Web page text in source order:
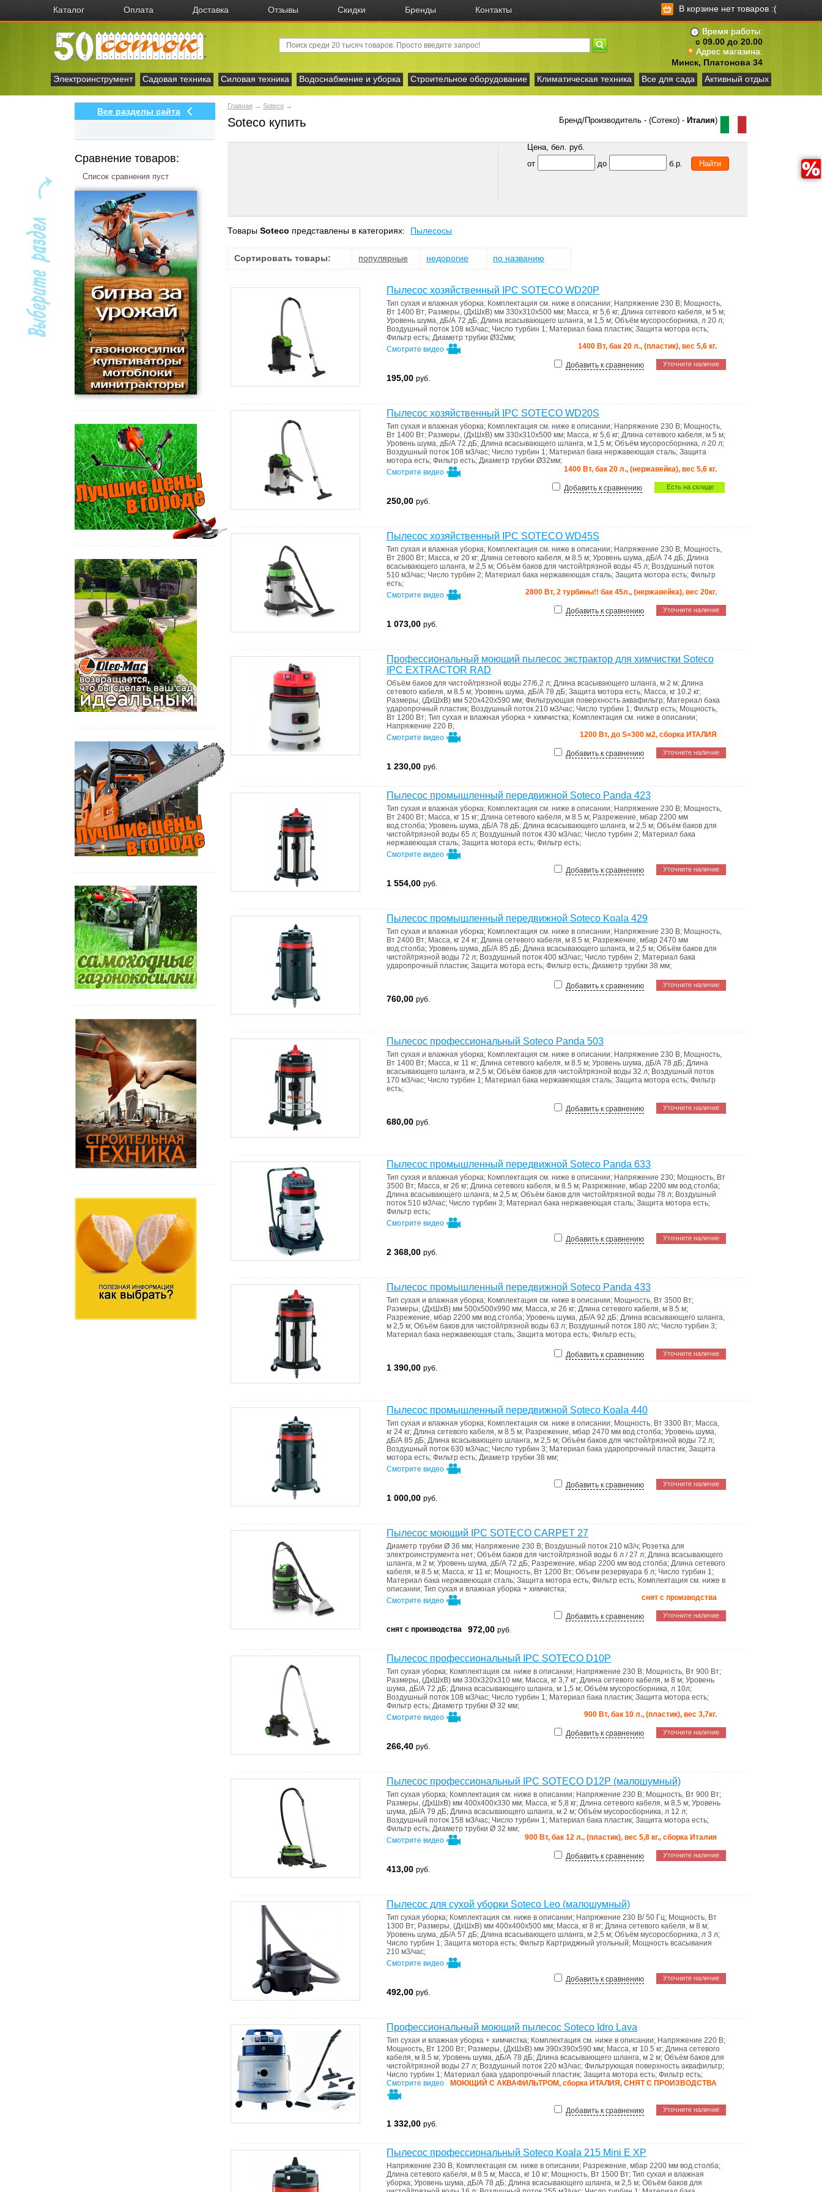
Каталог Оплата Доставка Отзывы Скидки Бренды Контакты В корзине нет товаров :(
Время работы:
с 09.00 до 20.00
Адрес магазина:
Минск, Платонова 34
Электроинструмент
Садовая техника Силовая техника Водоснабжение и уборка Строительное оборудование Климатическая техника Все для сада Активный отдых
Все разделы сайта
Сравнение товаров:
Список сравнения пуст
Главная → Soteco →
Soteco купить Бренд/Производитель - (Сотеко) - Италия)
Цена, бел. руб.
от
до б.р.
Товары Soteco представлены в категориях: Пылесосы
Сортировать товары: популярные недорогие по названию
Пылесос хозяйственный IPC SOTECO WD20P
Тип сухая и влажная уборка; Комплектация см. ниже в описании; Напряжение 230 В; Мощность,
Вт 1400 Вт; Размеры, (ДхШхВ) мм 330х310х500 мм; Масса, кг 5,6 кг; Длина сетевого кабеля, м 5 м;
Уровень шума, дБ/А 72 дБ; Длина всасывающего шланга, м 1,5 м; Объём мусоросборника, л 20 л;
Воздушный поток 108 м3/час; Число турбин 1; Материал бака пластик; Защита мотора есть;
Фильтр есть; Диаметр трубки Ø32мм;
1400 Вт, бак 20 л., (пластик), вес 5,6 кг.
Смотрите видео
Уточните наличие
Добавить к сравнению
195,00 руб.
Пылесос хозяйственный IPC SOTECO WD20S
Тип сухая и влажная уборка; Комплектация см. ниже в описании; Напряжение 230 В; Мощность,
Вт 1400 Вт; Размеры, (ДхШхВ) мм 330х310х500 мм; Масса, кг 5,6 кг; Длина сетевого кабеля, м 5 м;
Уровень шума, дБ/А 72 дБ; Длина всасывающего шланга, м 1,5 м; Объём мусоросборника, л 20 л;
Воздушный поток 108 м3/час; Число турбин 1; Материал бака нержавеющая сталь; Защита
мотора есть; Фильтр есть; Диаметр трубки Ø32мм;
1400 Вт, бак 20 л., (нержавейка), вес 5,6 кг.
Смотрите видео
Есть на складе
Добавить к сравнению
250,00 руб.
Пылесос хозяйственный IPC SOTECO WD45S
Тип сухая и влажная уборка; Комплектация см. ниже в описании; Напряжение 230 В; Мощность,
Вт 2800 Вт; Масса, кг 20 кг; Длина сетевого кабеля, м 8.5 м; Уровень шума, дБ/А 74 дБ; Длина
всасывающего шланга, м 2,5 м; Объём баков для чистой/грязной воды 45 л; Воздушный поток
510 м3/час; Число турбин 2; Материал бака нержавеющая сталь; Защита мотора есть; Фильтр
есть;
2800 Вт, 2 турбины!! бак 45л., (нержавейка), вес 20кг.
Смотрите видео
Уточните наличие
Добавить к сравнению
1 073,00 руб.
Профессиональный моющий пылесос экстрактор для химчистки Soteco
IPC EXTRACTOR RAD
Объём баков для чистой/грязной воды 27/6,2 л; Длина всасывающего шланга, м 2 м; Длина
сетевого кабеля, м 8.5 м; Уровень шума, дБ/А 78 дБ; Защита мотора есть; Масса, кг 10.2 кг;
Размеры, (ДхШхВ) мм 520х420х590 мм; Фильтрующая поверхность аквафильтр; Материал бака
ударопрочный пластик; Воздушный поток 210 м3/час; Число турбин 1; Фильтр есть; Мощность,
Вт 1200 Вт; Тип сухая и влажная уборка + химчистка; Комплектация см. ниже в описании;
Напряжение 220 В;
1200 Вт, до S=300 м2, сборка ИТАЛИЯ
Смотрите видео
Уточните наличие
Добавить к сравнению
1 230,00 руб.
Пылесос промышленный передвижной Soteco Panda 423
Тип сухая и влажная уборка; Комплектация см. ниже в описании; Напряжение 230 В; Мощность,
Вт 2400 Вт; Масса, кг 15 кг; Длина сетевого кабеля, м 8.5 м; Разрежение, мбар 2200 мм
вод.столба; Уровень шума, дБ/А 78 дБ; Длина всасывающего шланга, м 2,5 м; Объём баков для
чистой/грязной воды 65 л; Воздушный поток 430 м3/час; Число турбин 2; Материал бака
нержавеющая сталь; Защита мотора есть; Фильтр есть;
Смотрите видео
Уточните наличие
Добавить к сравнению
1 554,00 руб.
Пылесос промышленный передвижной Soteco Koala 429
Тип сухая и влажная уборка; Комплектация см. ниже в описании; Напряжение 230 В; Мощность,
Вт 2400 Вт; Масса, кг 24 кг; Длина сетевого кабеля, м 8.5 м; Разрежение, мбар 2470 мм
вод.столба; Уровень шума, дБ/А 85 дБ; Длина всасывающего шланга, м 2,5 м; Объём баков для
чистой/грязной воды 72 л; Воздушный поток 400 м3/час; Число турбин 2; Материал бака
ударопрочный пластик; Защита мотора есть; Фильтр есть; Диаметр трубки 38 мм;
Уточните наличие
Добавить к сравнению
760,00 руб.
Пылесос профессиональный Soteco Panda 503
Тип сухая и влажная уборка; Комплектация см. ниже в описании; Напряжение 230 В; Мощность,
Вт 1400 Вт; Масса, кг 11 кг; Длина сетевого кабеля, м 8.5 м; Уровень шума, дБ/А 78 дБ; Длина
всасывающего шланга, м 2,5 м; Объём баков для чистой/грязной воды 32 л; Воздушный поток
170 м3/час; Число турбин 1; Материал бака нержавеющая сталь; Защита мотора есть; Фильтр
есть;
Уточните наличие
Добавить к сравнению
680,00 руб.
Пылесос промышленный передвижной Soteco Panda 633
Тип сухая и влажная уборка; Комплектация см. ниже в описании; Напряжение 230; Мощность, Вт
3500 Вт; Масса, кг 26 кг; Длина сетевого кабеля, м 8.5 м; Разрежение, мбар 2200 мм вод.столба;
Длина всасывающего шланга, м 2,5 м; Объём баков для чистой/грязной воды 78 л; Воздушный
поток 510 м3/час; Число турбин 3; Материал бака нержавеющая сталь; Защита мотора есть;
Фильтр есть;
Смотрите видео
Уточните наличие
Добавить к сравнению
2 368,00 руб.
Пылесос промышленный передвижной Soteco Panda 433
Тип сухая и влажная уборка; Комплектация см. ниже в описании; Мощность, Вт 3500 Вт;
Размеры, (ДхШхВ) мм 500х500х990 мм; Масса, кг 26 кг; Длина сетевого кабеля, м 8.5 м;
Разрежение, мбар 2200 мм вод.столба; Уровень шума, дБ/А 92 дБ; Длина всасывающего шланга,
м 2,5 м; Объём баков для чистой/грязной воды 63 л; Воздушный поток 180 л/с; Число турбин 3;
Материал бака нержавеющая сталь; Защита мотора есть; Фильтр есть;
Уточните наличие
Добавить к сравнению
1 390,00 руб.
Пылесос промышленный передвижной Soteco Koala 440
Тип сухая и влажная уборка; Комплектация см. ниже в описании; Мощность, Вт 3300 Вт; Масса,
кг 24 кг; Длина сетевого кабеля, м 8.5 м; Разрежение, мбар 2470 мм вод.столба; Уровень шума,
дБ/А 85 дБ; Длина всасывающего шланга, м 2,5 м; Объём баков для чистой/грязной воды 72 л;
Воздушный поток 630 м3/час; Число турбин 3; Материал бака ударопрочный пластик; Защита
мотора есть; Фильтр есть; Диаметр трубки 38 мм;
Смотрите видео
Уточните наличие
Добавить к сравнению
1 000,00 руб.
Пылесос моющий IPC SOTECO CARPET 27
Диаметр трубки Ø 36 мм; Напряжение 230 В; Воздушный поток 210 м3/ч; Розетка для
электроинструмента нет; Объём баков для чистой/грязной воды 6 л / 27 л; Длина всасывающего
шланга, м 2 м; Уровень шума, дБ/А 72 дБ; Разрежение, мбар 2200 мм вод.столба; Длина сетевого
кабеля, м 8.5 м; Масса, кг 11 кг; Мощность, Вт 1200 Вт; Объем резервуара 6 л; Число турбин 1;
Материал бака нержавеющая сталь; Защита мотора есть; Фильтр есть; Комплектация см. ниже в
описании; Тип сухая и влажная уборка + химчистка;
снят с производства
Смотрите видео
Уточните наличие
Добавить к сравнению
снят с производства
972,00 руб.
Пылесос профессиональный IPC SOTECO D10P
Тип сухая уборка; Комплектация см. ниже в описании; Напряжение 230 В; Мощность, Вт 900 Вт;
Размеры, (ДхШхВ) мм 330х320х310 мм; Масса, кг 3,7 кг; Длина сетевого кабеля, м 8 м; Уровень
шума, дБ/А 72 дБ; Длина всасывающего шланга, м 1,5 м; Объём мусоросборника, л 10л;
Воздушный поток 108 м3/час; Число турбин 1; Материал бака пластик; Защита мотора есть;
Фильтр есть; Диаметр трубки Ø 32 мм;
900 Вт, бак 10 л., (пластик), вес 3,7кг.
Смотрите видео
Уточните наличие
Добавить к сравнению
266,40 руб.
Пылесос профессиональный IPC SOTECO D12P (малошумный)
Тип сухая уборка; Комплектация см. ниже в описании; Напряжение 230 В; Мощность, Вт 900 Вт;
Размеры, (ДхШхВ) мм 400х400х330 мм; Масса, кг 5,8 кг; Длина сетевого кабеля, м 8,5 м; Уровень
шума, дБ/А 79 дБ; Длина всасывающего шланга, м 2 м; Объём мусоросборника, л 12 л;
Воздушный поток 158 м3/час; Число турбин 1; Материал бака пластик; Защита мотора есть;
Фильтр есть; Диаметр трубки Ø 32 мм;
900 Вт, бак 12 л., (пластик), вес 5,8 кг., сборка Италия
Смотрите видео
Уточните наличие
Добавить к сравнению
413,00 руб.
Пылесос для сухой уборки Soteco Leo (малошумный)
Тип сухая уборка; Комплектация см. ниже в описании; Напряжение 230 В/ 50 Гц; Мощность, Вт
1300 Вт; Размеры, (ДхШхВ) мм 400х400х500 мм; Масса, кг 8 кг; Длина сетевого кабеля, м 8 м;
Уровень шума, дБ/А 57 дБ; Длина всасывающего шланга, м 2,5 м; Объём мусоросборника, л 3 л;
Число турбин 1; Защита мотора есть; Фильтр Картриджный угольный; Мощность всасывания
210 м3/час;
Смотрите видео
Уточните наличие
Добавить к сравнению
492,00 руб.
Профессиональный моющий пылесос Soteco Idro Lava
Тип сухая и влажная уборка + химчистка; Комплектация см. ниже в описании; Напряжение 220 В;
Мощность, Вт 1200 Вт; Размеры, (ДхШхВ) мм 390х390х590 мм; Масса, кг 10.5 кг; Длина сетевого
кабеля, м 8.5 м; Уровень шума, дБ/А 78 дБ; Длина всасывающего шланга, м 2 м; Объём баков для
чистой/грязной воды 27 л; Воздушный поток 220 м3/час; Фильтрующая поверхность аквафильтр;
Число турбин 1; Материал бака ударопрочный пластик; Защита мотора есть; Фильтр есть;
МОЮЩИЙ С АКВАФИЛЬТРОМ, сборка ИТАЛИЯ, СНЯТ С ПРОИЗВОДСТВА
Смотрите видео
Уточните наличие
Добавить к сравнению
1 332,00 руб.
Пылесос профессиональный Soteco Koala 215 Mini E XP
Напряжение 230 В; Комплектация см. ниже в описании; Разрежение, мбар 2200 мм вод.столба;
Длина сетевого кабеля, м 8.5 м; Масса, кг 10 кг; Мощность, Вт 1500 Вт; Тип сухая и влажная
уборка; Уровень шума, дБ/А 78 дБ; Длина всасывающего шланга, м 2,5 м; Объём баков для